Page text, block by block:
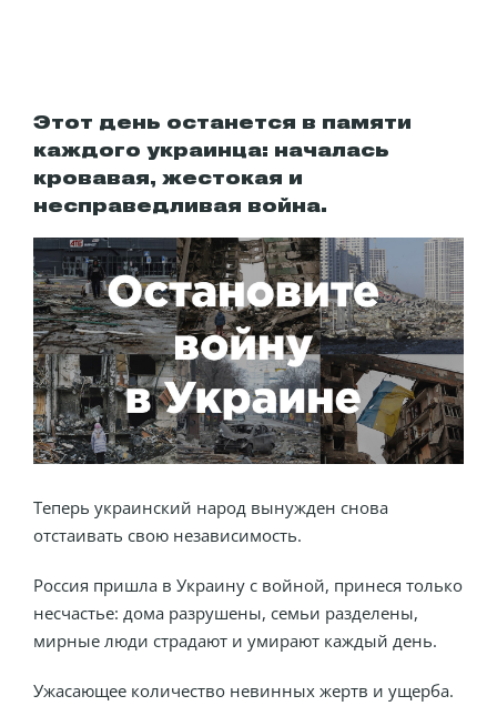
Этот день останется в памяти
каждого украинца: началась
кровавая, жестокая и
несправедливая война.
Теперь украинский народ вынужден снова
отстаивать свою независимость.
Россия пришла в Украину с войной, принеся только
несчастье: дома разрушены, семьи разделены,
мирные люди страдают и умирают каждый день.
Ужасающее количество невинных жертв и ущерба.